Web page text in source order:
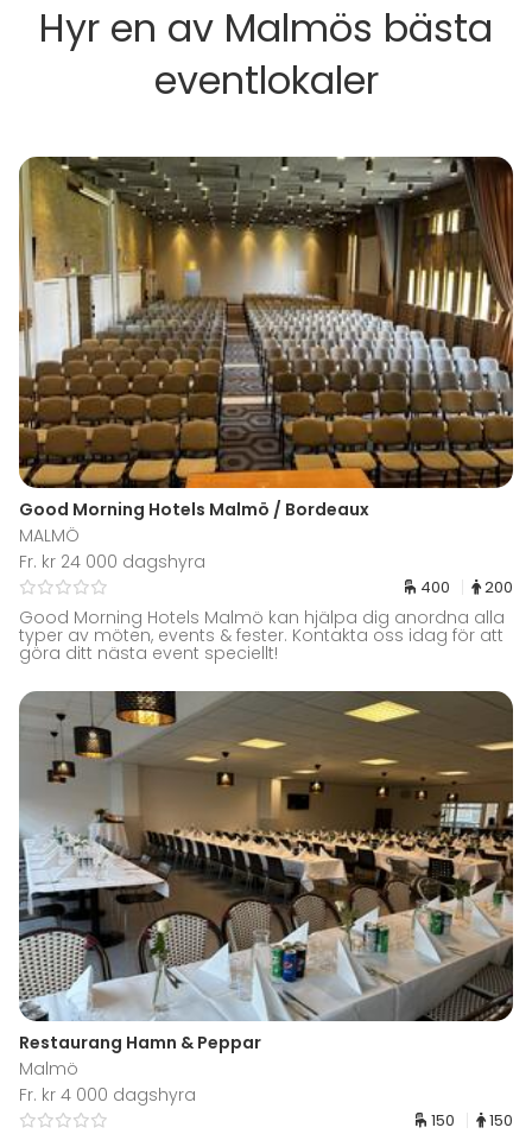
Hyr en av Malmös bästa
eventlokaler
Good Morning Hotels Malmö / Bordeaux
MALMÖ
Fr. kr 24 000 dagshyra
400 200
Good Morning Hotels Malmö kan hjälpa dig anordna alla
typer av möten, events & fester. Kontakta oss idag för att
göra ditt nästa event speciellt!
Restaurang Hamn & Peppar
Malmö
Fr. kr 4 000 dagshyra
150 150